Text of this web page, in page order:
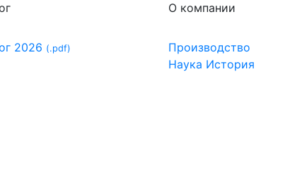
О компании
2026 (.pdf)
Производство
Наука История